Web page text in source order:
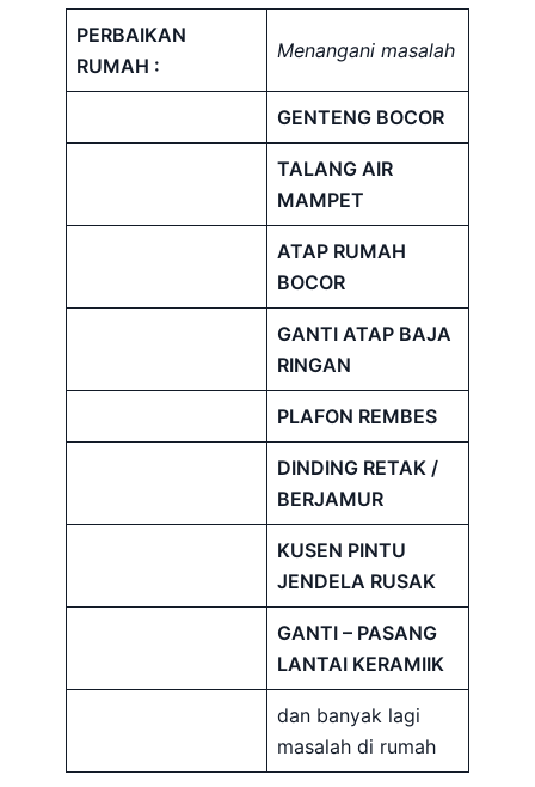
PERBAIKAN
RUMAH :
Menangani masalah
GENTENG BOCOR
TALANG AIR
MAMPET
ATAP RUMAH
BOCOR
GANTI ATAP BAJA
RINGAN
PLAFON REMBES
DINDING RETAK /
BERJAMUR
KUSEN PINTU
JENDELA RUSAK
GANTI – PASANG
LANTAI KERAMIIK
dan banyak lagi
masalah di rumah